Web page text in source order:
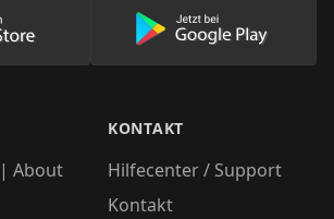
unsere App im AppStore herunter
Lade unsere
| About
KONTAKT
Hilfecenter / Support
Kontakt